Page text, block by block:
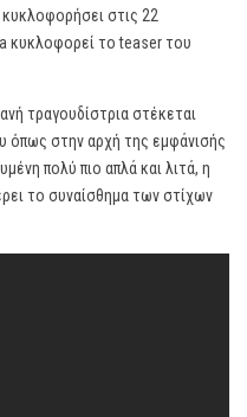
κυκλοφορήσει στις 22
κυκλοφορεί το teaser του
τραγουδίστρια στέκεται
όπως στην αρχή της εμφάνισής
πολύ πιο απλά και λιτά, η
το συναίσθημα των στίχων